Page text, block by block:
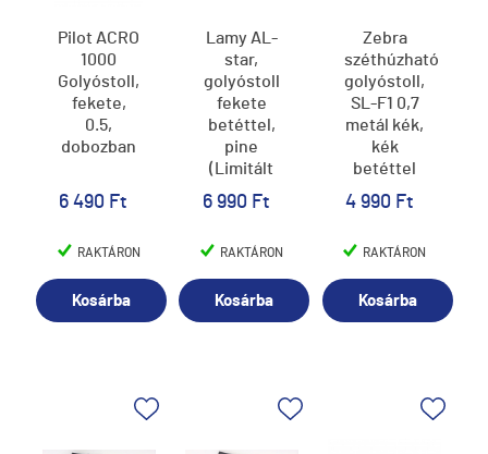
Pilot ACRO
1000
Golyóstoll,
fekete,
0.5,
dobozban
6 490 Ft
RAKTÁRON
Kosárba
Lamy AL-
star,
golyóstoll
fekete
betéttel,
pine
(Limitált
Kiadás),
2B9 (6)
6 990 Ft
RAKTÁRON
Kosárba
Zebra
széthúzható
golyóstoll,
SL-F1 0,7
metál kék,
kék
betéttel
4 990 Ft
RAKTÁRON
Kosárba